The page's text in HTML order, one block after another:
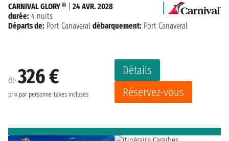
de326 €
prix par personne taxes incluses
Détails
Réservez-vous
CARNIVAL GLORY ®
24 AVR. 2028
durée: 4 nuits
Départs de: Port Canaveral débarquement: Port Canaveral